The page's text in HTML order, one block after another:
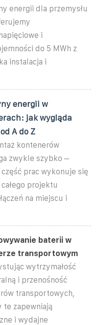
energii dla przemysłu
i
do 5 MWh z
instalacja i
energii w
jak wygląda
A do Z
kontenerów
zwykle szybko –
prac wykonuje się
projektu
na miejscu i
baterii w
transportowym
wytrzymałość
i przenośność
transportowych,
te zapewniają
i wydajne